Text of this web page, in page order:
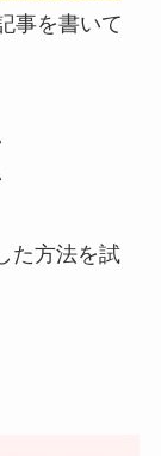
事を書いて
た方法を試